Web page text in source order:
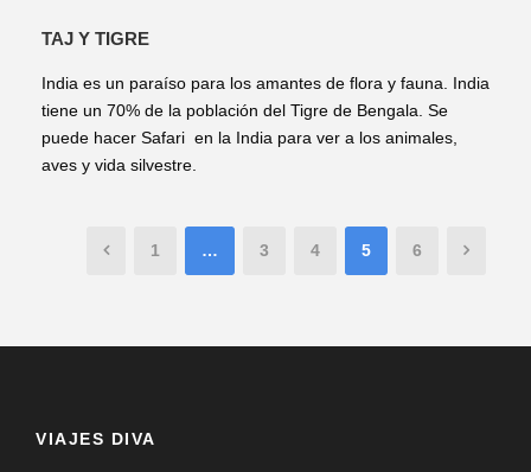
TAJ Y TIGRE
India es un paraíso para los amantes de flora y fauna. India
tiene un 70% de la población del Tigre de Bengala. Se
puede hacer Safari en la India para ver a los animales,
aves y vida silvestre.
1 … 3 4 5 6
VIAJES DIVA